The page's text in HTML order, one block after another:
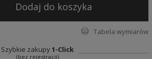
Tabela wymiarów
Dodaj do koszyka
Szybkie zakupy1-Click
(bez rejestracji)